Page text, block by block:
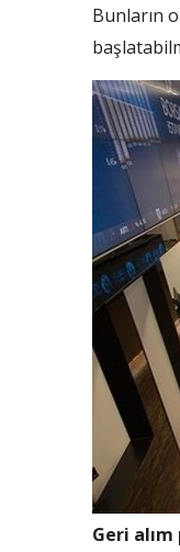
Bunların
Geri alım